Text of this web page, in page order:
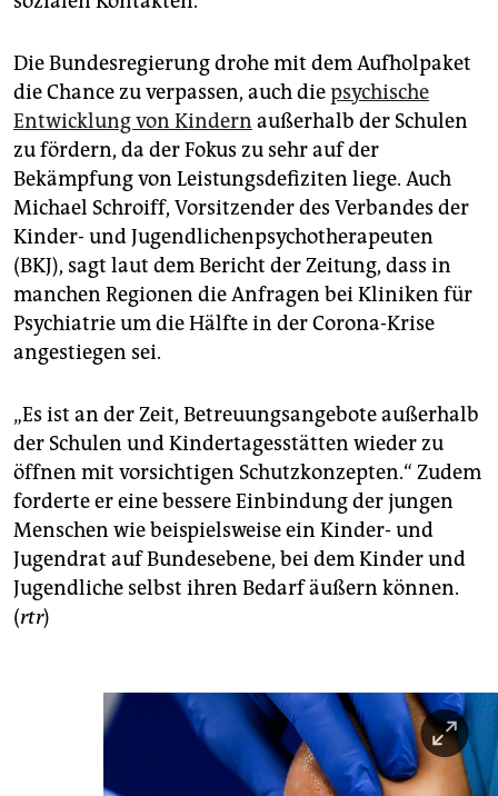
Die Bundesregierung drohe mit dem Aufholpaket
die Chance zu verpassen, auch diepsychische
Entwicklung von Kindern außerhalb der Schulen
zu fördern, da der Fokus zu sehr auf der
Bekämpfung von Leistungsdefiziten liege. Auch
Michael Schroiff, Vorsitzender des Verbandes der
Kinder- und Jugendlichenpsychotherapeuten
(BKJ), sagt laut dem Bericht der Zeitung, dass in
manchen Regionen die Anfragen bei Kliniken für
Psychiatrie um die Hälfte in der Corona-Krise
angestiegen sei.
„Es ist an der Zeit, Betreuungsangebote außerhalb
der Schulen und Kindertagesstätten wieder zu
öffnen mit vorsichtigen Schutzkonzepten.“ Zudem
forderte er eine bessere Einbindung der jungen
Menschen wie beispielsweise ein Kinder- und
Jugendrat auf Bundesebene, bei dem Kinder und
Jugendliche selbst ihren Bedarf äußern können.
(rtr)